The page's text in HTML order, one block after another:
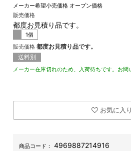
メーカー希望小売価格 オープン価格
販売価格
都度お見積り品です。
1個
販売価格 都度お見積り品です。
送料別
メーカー在庫切れのため、入荷待ちです。お問
お気に入り
商品コード： 4969887214916